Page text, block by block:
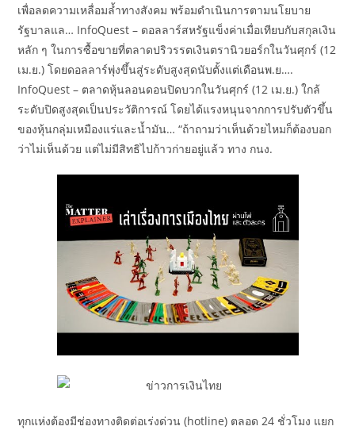
เพื่อลดความเหลื่อมล้ำทางสังคม พร้อมดำเนินการตามนโยบาย
รัฐบาลแล… InfoQuest – ดอลลาร์สหรัฐแข็งค่าเมื่อเทียบกับสกุลเงิน
หลัก ๆ ในการซื้อขายที่ตลาดปริวรรตเงินตรานิวยอร์กในวันศุกร์ (12
เม.ย.) โดยดอลลาร์พุ่งขึ้นสู่ระดับสูงสุดนับตั้งแต่เดือนพ.ย….
InfoQuest – ตลาดหุ้นลอนดอนปิดบวกในวันศุกร์ (12 เม.ย.) ใกล้
ระดับปิดสูงสุดเป็นประวัติการณ์ โดยได้แรงหนุนจากการปรับตัวขึ้น
ของหุ้นกลุ่มเหมืองแร่และน้ำมัน… “ถ้าถามว่าเห็นด้วยไหมก็ต้องบอก
ว่าไม่เห็นด้วย แต่ไม่มีสิทธิไปก้าวก่ายอยู่แล้ว ทาง กนง.
ทุกแห่งต้องมีช่องทางติดต่อเร่งด่วน (hotline) ตลอด 24 ชั่วโมง แยก